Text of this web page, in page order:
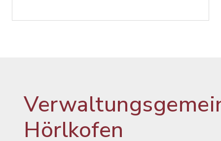
Hörlkofen